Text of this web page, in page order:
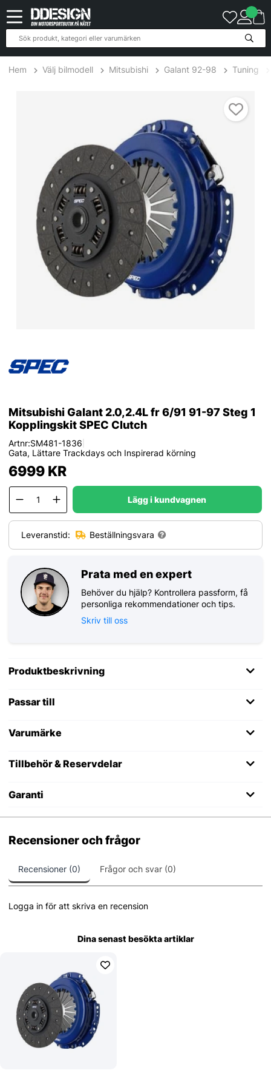
Hem Välj bilmodell Mitsubishi Galant 92-98 Tuning
Mitsubishi Galant 2.0,2.4L fr 6/91 91-97 Steg 1
Kopplingskit SPEC Clutch
Artnr:SM481-1836
Gata, Lättare Trackdays och Inspirerad körning
6999KR
Lägg i kundvagnen
Leveranstid: Beställningsvara
Prata med en expert
Behöver du hjälp? Kontrollera passform, få
personliga rekommendationer och tips.
Skriv till oss
Produktbeskrivning
Passar till
Varumärke
Tillbehör & Reservdelar
Garanti
Recensioner och frågor
Recensioner (0) Frågor och svar (0)
Logga in för att skriva en recension
Dina senast besökta artiklar